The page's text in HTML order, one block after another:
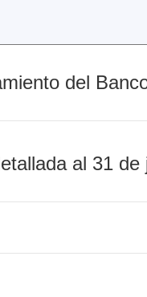
del
al 31 de